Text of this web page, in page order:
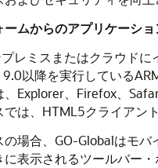
ムからのアプリケーシ
レミスまたはクラウド
以降を実行している
、Explorer、Firefox、
は、HTML5クライアン
場合、GO-Globalはモ
表示されるツールバー